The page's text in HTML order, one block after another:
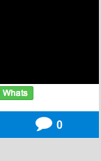
0